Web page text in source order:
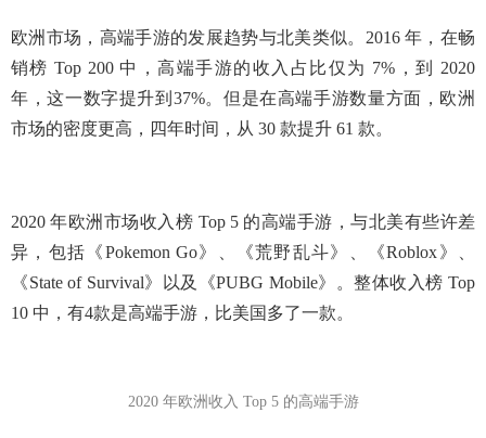
欧洲市场，高端手游的发展趋势与北美类似。2016 年，在畅
销榜 Top 200 中，高端手游的收入占比仅为 7%，到 2020
年，这一数字提升到37%。但是在高端手游数量方面，欧洲
市场的密度更高，四年时间，从 30 款提升 61 款。
2020 年欧洲市场收入榜 Top 5 的高端手游，与北美有些许差
异，包括《Pokemon Go》、《荒野乱斗》、《Roblox》、
《State of Survival》以及《PUBG Mobile》。整体收入榜 Top
10 中，有4款是高端手游，比美国多了一款。
2020 年欧洲收入 Top 5 的高端手游